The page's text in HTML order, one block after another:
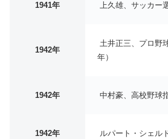
1941年 上久雄、サッカー
1942年
土井正三、プロ野
年）
1942年 中村豪、高校野球
1942年 ルパート・シェル